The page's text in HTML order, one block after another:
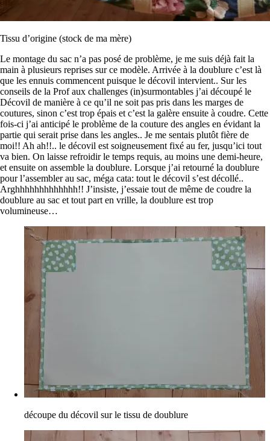
Tissu d’origine (stock de ma mère)
Le montage du sac n’a pas posé de problème, je me suis déjà fait la
main à plusieurs reprises sur ce modèle. Arrivée à la doublure c’est là
que les ennuis commencent puisque le décovil intervient.. Sur les
conseils de la Prof aux challenges (in)surmontables j’ai découpé le
Décovil de manière à ce qu’il ne soit pas pris dans les marges de
coutures, sinon c’est trop épais et c’est la galère ensuite à coudre. Cette
fois-ci j’ai anticipé le problème de la couture des angles en évidant la
partie qui serait prise dans les angles.. Je me sentais plutôt fière de
moi!! Ah ah!!.. le décovil est soigneusement fixé au fer, jusqu’ici tout
va bien. On laisse refroidir le temps requis, au moins une demi-heure,
et ensuite on assemble la doublure. Lorsque j’ai retourné la doublure
pour l’assembler au sac, méga cata: tout le décovil s’est décollé..
Arghhhhhhhhhhhhh!! J’insiste, j’essaie tout de même de coudre la
doublure au sac et tout part en vrille, la doublure est trop
volumineuse…
découpe du décovil sur le tissu de doublure